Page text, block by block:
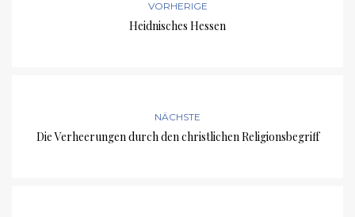
VORHERIGE
Heidnisches Hessen
NÄCHSTE
Die Verheerungen durch den christlichen Religionsbegriff